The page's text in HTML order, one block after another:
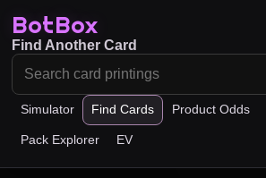
BotBox
Simulator Find Cards Product Odds
Pack Explorer EV
Find Another Card